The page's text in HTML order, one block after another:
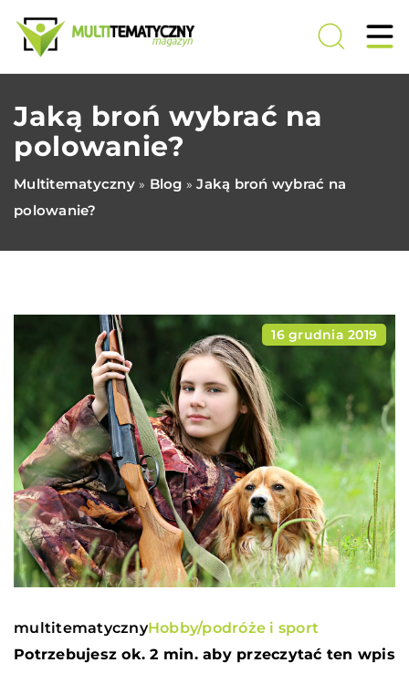
Jaką broń wybrać na
polowanie?
Multitematyczny» Blog »Jaką broń wybrać na
polowanie?
16 grudnia 2019
multitematycznyHobby/podróże i sport
Potrzebujesz ok. 2 min. aby przeczytać ten wpis